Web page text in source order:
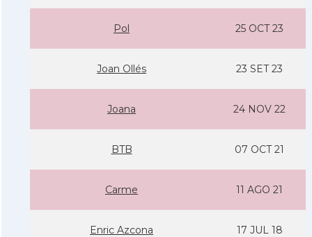
Pol 25 OCT 23
Joan Ollés 23 SET 23
Joana 24 NOV 22
BTB 07 OCT 21
Carme 11 AGO 21
Enric Azcona 17 JUL 18